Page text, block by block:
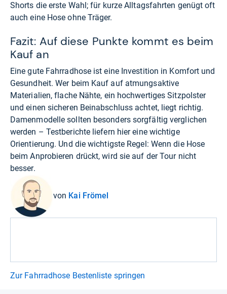
Shorts die erste Wahl; für kurze Alltagsfahrten genügt oft
auch eine Hose ohne Träger.
Fazit: Auf diese Punkte kommt es beim
Kauf an
Eine gute Fahrradhose ist eine Investition in Komfort und
Gesundheit. Wer beim Kauf auf atmungsaktive
Materialien, flache Nähte, ein hochwertiges Sitzpolster
und einen sicheren Beinabschluss achtet, liegt richtig.
Damenmodelle sollten besonders sorgfältig verglichen
werden – Testberichte liefern hier eine wichtige
Orientierung. Und die wichtigste Regel: Wenn die Hose
beim Anprobieren drückt, wird sie auf der Tour nicht
besser.
von Kai Frömel
Zur Fahrradhose Bestenliste springen